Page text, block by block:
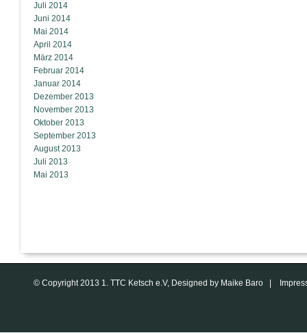
Juli 2014
Juni 2014
Mai 2014
April 2014
März 2014
Februar 2014
Januar 2014
Dezember 2013
November 2013
Oktober 2013
September 2013
August 2013
Juli 2013
Mai 2013
© Copyright 2013 1. TTC Ketsch e.V, Designed by Maike Baro |